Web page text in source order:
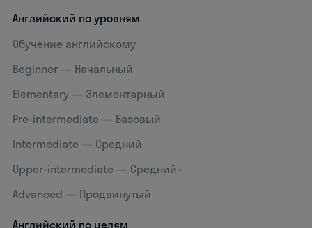
Английский по уровням
Обучение английскому
Beginner — Начальный
Elementary — Элементарный
Pre-intermediate — Базовый
Intermediate — Средний
Upper-intermediate — Средний+
Advanced — Продвинутый
Английский по целям